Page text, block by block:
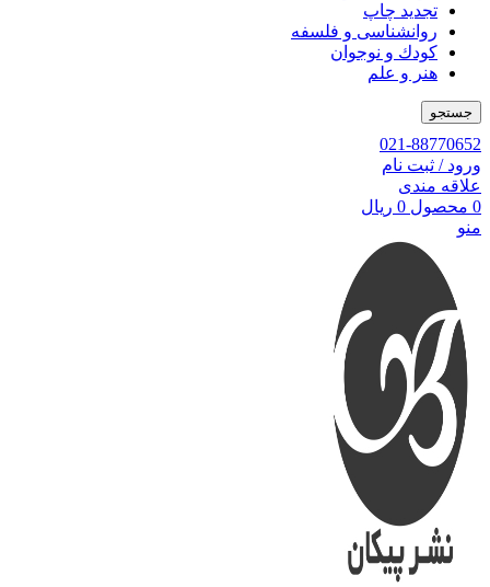
تجدید چاپ
روانشناسی و فلسفه
کودك و نوجوان
هنر و علم
جستجو
021-88770652
ورود / ثبت نام
علاقه مندی
0 محصول 0 ریال
منو